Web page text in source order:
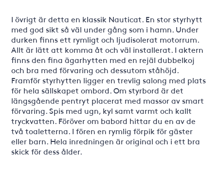
I övrigt är detta en klassik Nauticat. En stor styrhytt
med god sikt så väl under gång som i hamn. Under
durken finns ett rymligt och ljudisolerat motorrum.
Allt är lätt att komma åt och väl installerat. I aktern
finns den fina ägarhytten med en rejäl dubbelkoj
och bra med förvaring och dessutom ståhöjd.
Framför styrhytten ligger en trevlig salong med plats
för hela sällskapet ombord. Om styrbord är det
längsgående pentryt placerat med massor av smart
förvaring. Spis med ugn, kyl samt varmt och kallt
tryckvatten. Föröver om babord hittar du en av de
två toaletterna. I fören en rymlig förpik för gäster
eller barn. Hela inredningen är original och i ett bra
skick för dess ålder.